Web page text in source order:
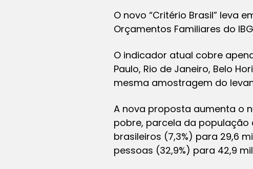
O novo “Critério Brasil” leva
Orçamentos Familiares do
O indicador atual cobre
Paulo, Rio de Janeiro, Belo
mesma amostragem do
A nova proposta aumenta o
pobre, parcela da população
brasileiros (7,3%) para 29,6
pessoas (32,9%) para 42,9